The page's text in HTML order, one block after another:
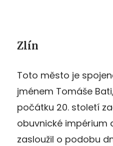
Zlín
Toto město je
jménem Tomáše
počátku 20. století
obuvnické impérium
zasloužil o podobu